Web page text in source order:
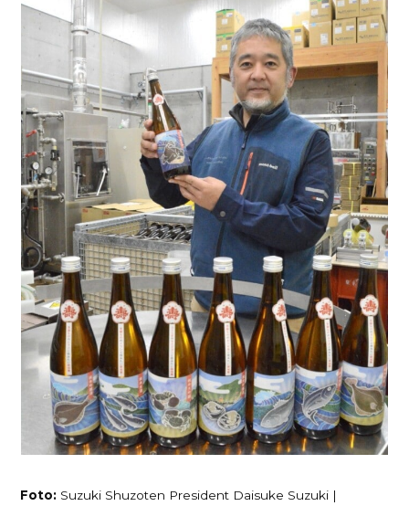
Foto: Suzuki Shuzoten President Daisuke Suzuki |